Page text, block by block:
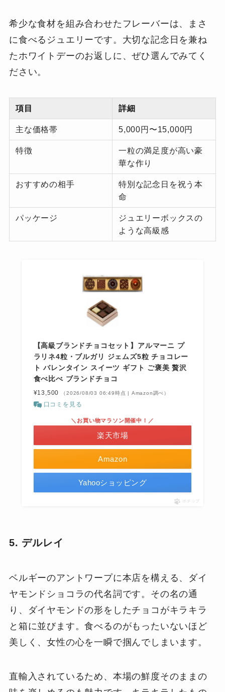
希少な食材を組み合わせたフレーバーは、まさ
に食べるジュエリーです。大切な記念日を兼ね
たホワイトデーのお返しに、ぜひ選んでみてく
ださい。
項目 詳細
主な価格帯 5,000円〜15,000円
特徴
一粒の満足度が高い豪
華な作り
おすすめの相手
特別な記念日を祝う本
命
パッケージ
ジュエリーボックスの
ような高級感
【高級ブランドチョコセット】アルマーニ プ
ラリネ4粒・ブルガリ ジェムズ5粒 チョコレー
ト バレンタイン スイーツ ギフト ご褒美 贅沢
食べ比べ ブランドチョコ
¥13,500 （2026/08/03 06:49時点 | Amazon調べ）
口コミを見る
Amazon
＼お買い物マラソン開催中！／
楽天市場
Yahooショッピング
ポチップ
5. デルレイ
ベルギーのアントワープに本店を構える、ダイ
ヤモンドショコラの代名詞です。その名の通
り、ダイヤモンドの形をしたチョコがキラキラ
と箱に並びます。食べるのがもったいないほど
美しく、女性の心を一瞬で掴んでしまいます。
直輸入されているため、本場の鮮度そのままの